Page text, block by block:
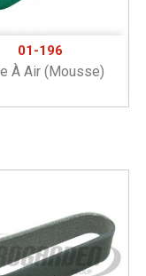
01-196
À Air (mousse)